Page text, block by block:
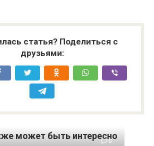
статья? Поделиться с
друзьями:
может быть интересно
0